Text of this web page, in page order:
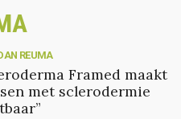
REUMA
Framed maakt
met sclerodermie